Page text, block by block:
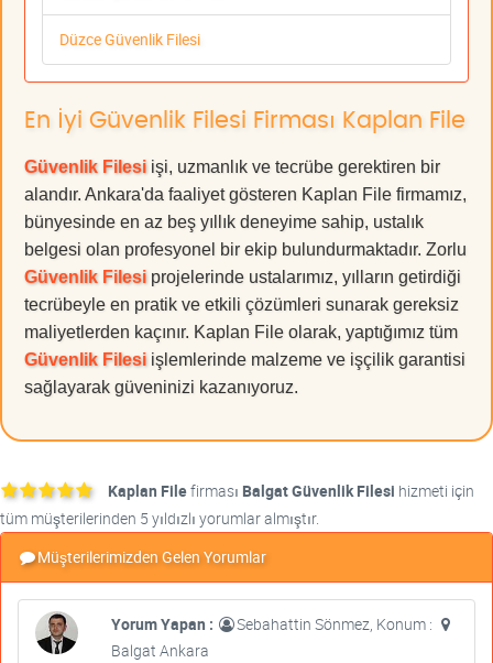
Düzce Güvenlik Filesi
En İyi Güvenlik Filesi Firması Kaplan File
Güvenlik Filesi işi, uzmanlık ve tecrübe gerektiren bir
alandır. Ankara'da faaliyet gösteren Kaplan File firmamız,
bünyesinde en az beş yıllık deneyime sahip, ustalık
belgesi olan profesyonel bir ekip bulundurmaktadır. Zorlu
Güvenlik Filesi projelerinde ustalarımız, yılların getirdiği
tecrübeyle en pratik ve etkili çözümleri sunarak gereksiz
maliyetlerden kaçınır. Kaplan File olarak, yaptığımız tüm
Güvenlik Filesi işlemlerinde malzeme ve işçilik garantisi
sağlayarak güveninizi kazanıyoruz.
Kaplan Filefirması Balgat Güvenlik Filesi hizmeti için
tüm müşterilerinden 5 yıldızlı yorumlar almıştır.
Müşterilerimizden Gelen Yorumlar
Yorum Yapan :
Sebahattin Sönmez, Konum :
Balgat Ankara